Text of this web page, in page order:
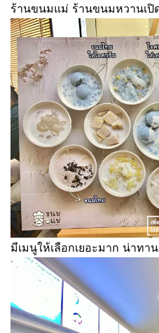
ร้านขนมแม่ ร้านขนมหวานเ
มีเมนูให้เลือกเยอะมาก น่าทา